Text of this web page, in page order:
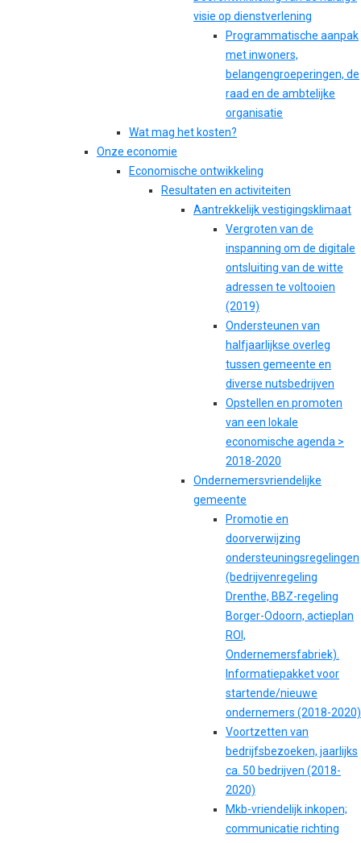
visie op dienstverlening
Programmatische aanpak
met inwoners,
belangengroeperingen, de
raad en de ambtelijke
organisatie
Wat mag het kosten?
Onze economie
Economische ontwikkeling
Resultaten en activiteiten
Aantrekkelijk vestigingsklimaat
Vergroten van de
inspanning om de digitale
ontsluiting van de witte
adressen te voltooien
(2019)
Ondersteunen van
halfjaarlijkse overleg
tussen gemeente en
diverse nutsbedrijven
Opstellen en promoten
van een lokale
economische agenda >
2018-2020
Ondernemersvriendelijke
gemeente
Promotie en
doorverwijzing
ondersteuningsregelingen
(bedrijvenregeling
Drenthe, BBZ-regeling
Borger-Odoorn, actieplan
ROI,
Ondernemersfabriek).
Informatiepakket voor
startende/nieuwe
ondernemers (2018-2020)
Voortzetten van
bedrijfsbezoeken, jaarlijks
ca. 50 bedrijven (2018-
2020)
Mkb-vriendelijk inkopen;
communicatie richting